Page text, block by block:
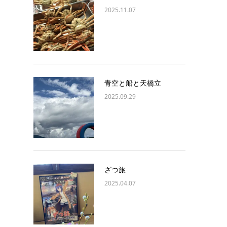
2025.11.07
青空と船と天橋立
2025.09.29
ざつ旅
2025.04.07